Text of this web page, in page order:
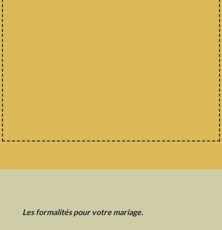
Les formalités pour votre mariage.